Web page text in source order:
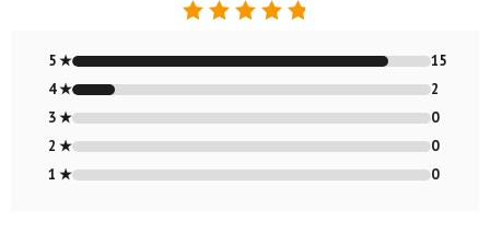
4.88/ 5
5 ★
15
4 ★
2
3 ★
0
2 ★
0
1 ★
0